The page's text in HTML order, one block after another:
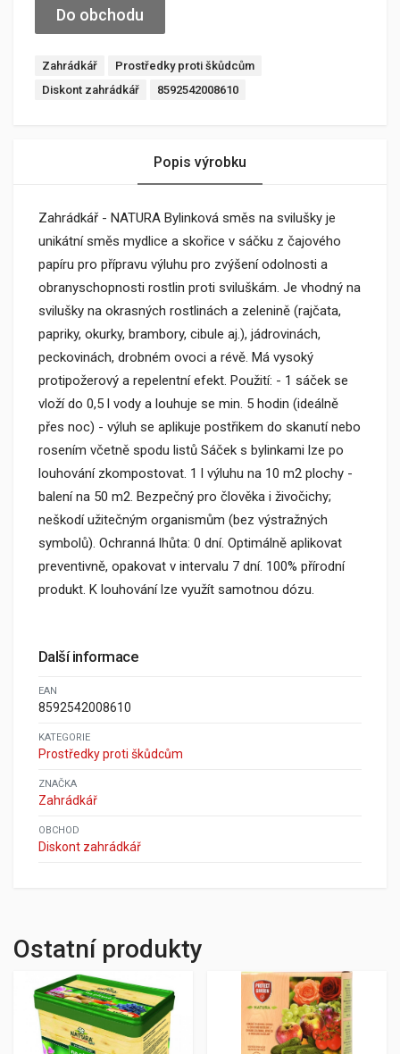
Do obchodu
Zahrádkář
Prostředky proti škůdcům
Diskont zahrádkář
8592542008610
Popis výrobku
Zahrádkář - NATURA Bylinková směs na svilušky je
unikátní směs mydlice a skořice v sáčku z čajového
papíru pro přípravu výluhu pro zvýšení odolnosti a
obranyschopnosti rostlin proti sviluškám. Je vhodný na
svilušky na okrasných rostlinách a zelenině (rajčata,
papriky, okurky, brambory, cibule aj.), jádrovinách,
peckovinách, drobném ovoci a révě. Má vysoký
protipožerový a repelentní efekt. Použití: - 1 sáček se
vloží do 0,5 l vody a louhuje se min. 5 hodin (ideálně
přes noc) - výluh se aplikuje postřikem do skanutí nebo
rosením včetně spodu listů Sáček s bylinkami lze po
louhování zkompostovat. 1 l výluhu na 10 m2 plochy -
balení na 50 m2. Bezpečný pro člověka i živočichy;
neškodí užitečným organismům (bez výstražných
symbolů). Ochranná lhůta: 0 dní. Optimálně aplikovat
preventivně, opakovat v intervalu 7 dní. 100% přírodní
produkt. K louhování lze využít samotnou dózu.
Další informace
EAN
8592542008610
KATEGORIE
Prostředky proti škůdcům
ZNAČKA
Zahrádkář
OBCHOD
Diskont zahrádkář
Ostatní produkty